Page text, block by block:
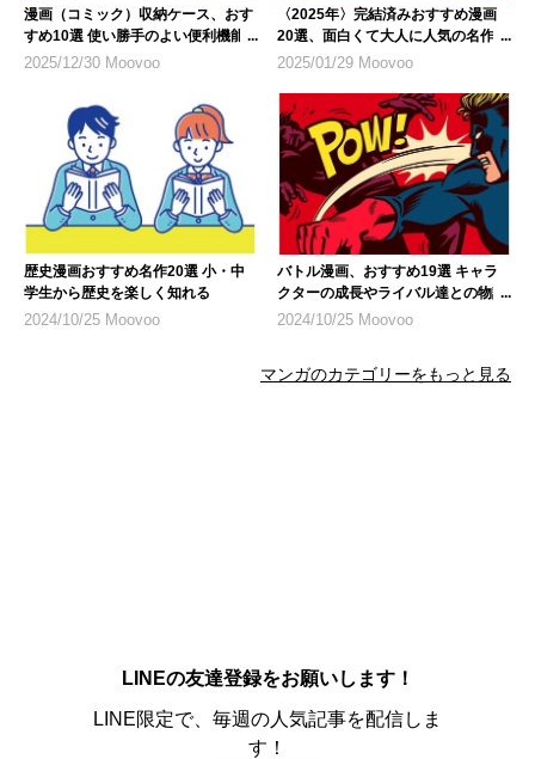
漫画（コミック）収納ケース、おす
すめ10選 使い勝手のよい便利機能
も
2025/12/30 Moovoo
〈2025年〉完結済みおすすめ漫画
20選、面白くて大人に人気の名作ば
かり
2025/01/29 Moovoo
歴史漫画おすすめ名作20選 小・中
学生から歴史を楽しく知れる
2024/10/25 Moovoo
バトル漫画、おすすめ19選 キャラ
クターの成長やライバル達との物語
が面白い！
2024/10/25 Moovoo
マンガのカテゴリーをもっと見る
LINEの友達登録をお願いします！
LINE限定で、毎週の人気記事を配信しま
す！